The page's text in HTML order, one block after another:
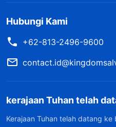
Hubungi Kami
+62-813-2496-9600
kerajaan Tuhan telah
Kerajaan Tuhan telah datang